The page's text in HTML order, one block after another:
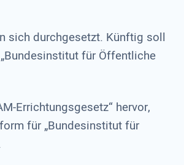
sich durchgesetzt. Künftig soll
für Öffentliche
Errichtungsgesetz“ hervor,
für „Bundesinstitut für